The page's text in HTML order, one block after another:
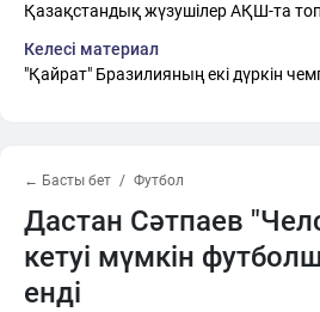
Қазақстандық жүзушілер АҚШ-та
Келесі материал
"Қайрат" Бразилияның екі дүркін
← Басты бет Футбол
Дастан Сәтпаев
кетуі мүмкін
енді